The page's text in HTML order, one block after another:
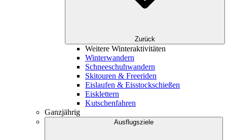
Zurück
Weitere Winteraktivitäten
Winterwandern
Schneeschuhwandern
Skitouren & Freeriden
Eislaufen & Eisstockschießen
Eisklettern
Kutschenfahren
Ganzjährig
Ausflugsziele